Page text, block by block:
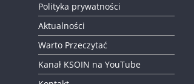
Polityka prywatności
Aktualności
Warto Przeczytać
Kanał KSOIN na YouTube